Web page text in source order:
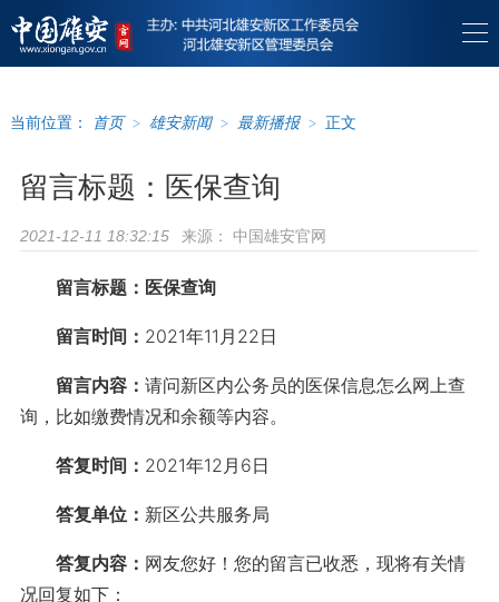
当前位置： 首页 > 雄安新闻 > 最新播报 > 正文
留言标题：医保查询
2021-12-11 18:32:15 来源： 中国雄安官网
留言标题：医保查询
留言时间： 2021年11月22日
留言内容： 请问新区内公务员的医保信息怎么网上查
询，比如缴费情况和余额等内容。
答复时间： 2021年12月6日
答复单位： 新区公共服务局
答复内容： 网友您好！您的留言已收悉，现将有关情
况回复如下：